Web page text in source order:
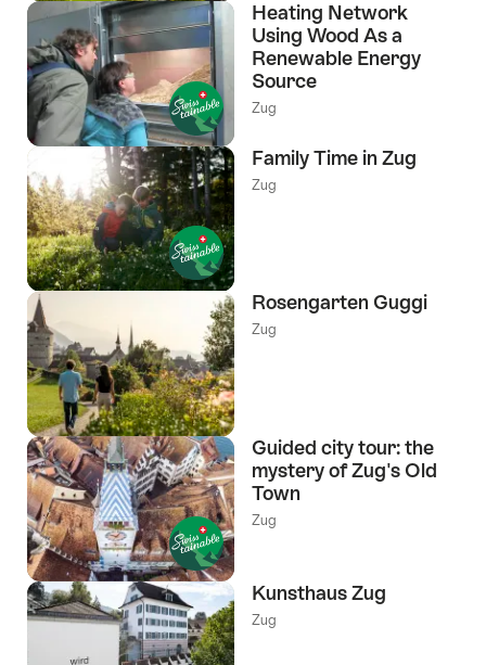
Heating Network
Using Wood As a
Renewable Energy
Source
Zug
Family Time in Zug
Zug
Rosengarten Guggi
Zug
Guided city tour: the
mystery of Zug's Old
Town
Zug
Kunsthaus Zug
Zug